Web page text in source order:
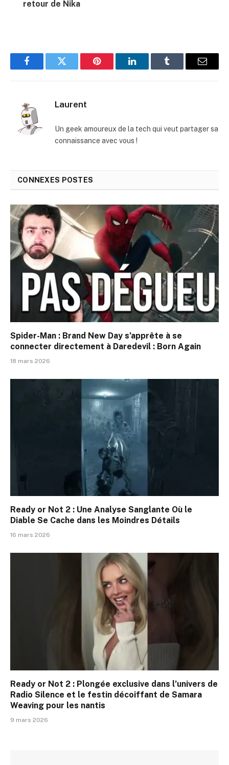
retour de Nika
FacebookTwitter Pinterest LinkedInTumblr
E-
Laurent
Un geek amoureux de la tech qui veut partager sa
connaissance avec vous !
CONNEXES POSTES
Spider-Man : Brand New Day s’apprête à se
connecter directement à Daredevil : Born Again
18 mars 2026
Ready or Not 2 : Une Analyse Sanglante Où le
Diable Se Cache dans les Moindres Détails
16 mars 2026
Ready or Not 2 : Plongée exclusive dans l’univers de
Radio Silence et le festin décoiffant de Samara
Weaving pour les nantis
9 mars 2026